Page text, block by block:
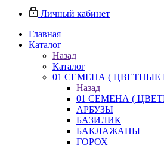
Личный кабинет
Главная
Каталог
Назад
Каталог
01 СЕМЕНА (
Назад
01 СЕМЕНА (
АРБУЗЫ
БАЗИЛИК
БАКЛАЖАНЫ
ГОРОХ